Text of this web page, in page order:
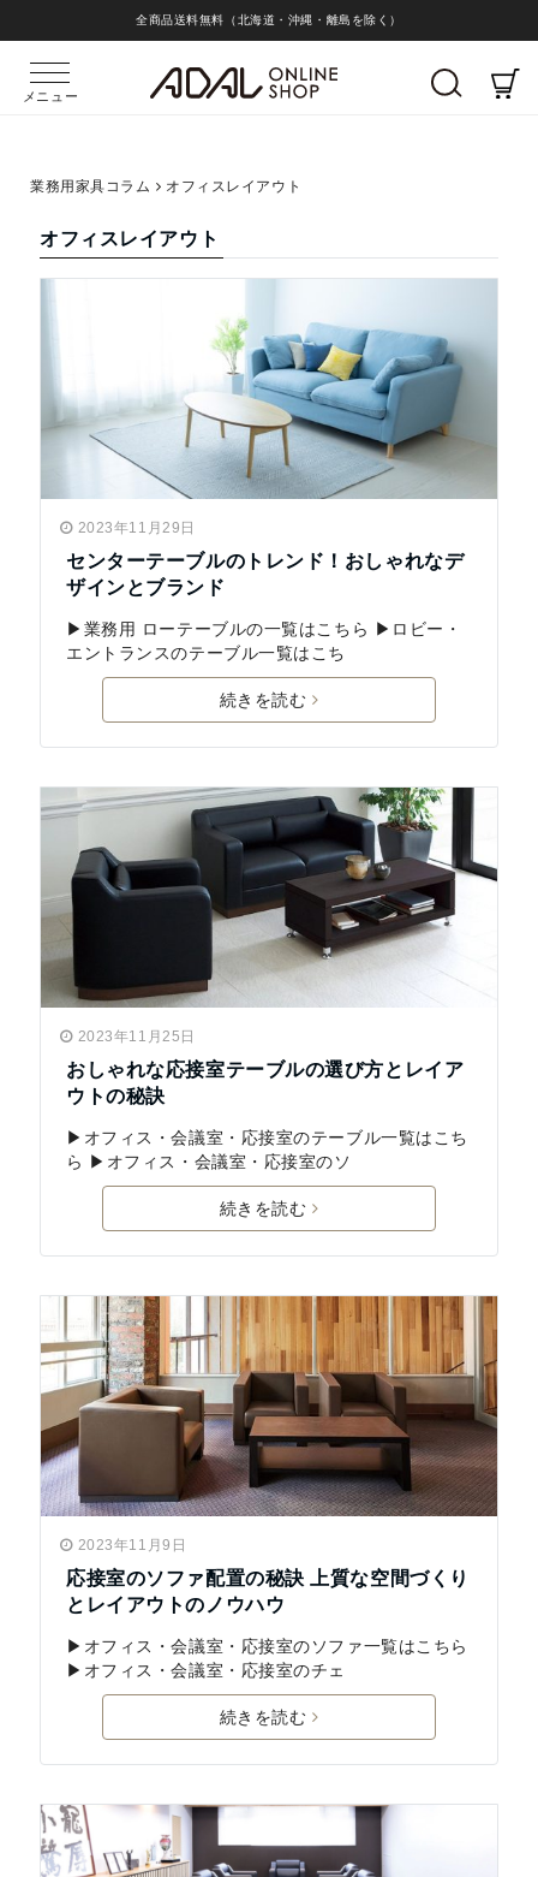
全商品送料無料（北海道・沖縄・離島を除く）
メニュー
業務用家具コラム オフィスレイアウト
オフィスレイアウト
2023年11月29日
センターテーブルのトレンド！おしゃれなデ
ザインとブランド
▶業務用 ローテーブルの一覧はこちら ▶ロビー・
エントランスのテーブル一覧はこち
続きを読む
2023年11月25日
おしゃれな応接室テーブルの選び方とレイア
ウトの秘訣
▶オフィス・会議室・応接室のテーブル一覧はこち
ら ▶オフィス・会議室・応接室のソ
続きを読む
2023年11月9日
応接室のソファ配置の秘訣 上質な空間づくり
とレイアウトのノウハウ
▶オフィス・会議室・応接室のソファ一覧はこちら
▶オフィス・会議室・応接室のチェ
続きを読む